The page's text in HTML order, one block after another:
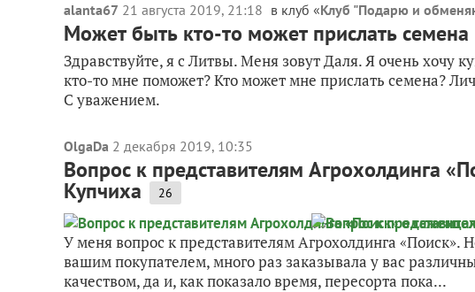
alanta67 21 августа 2019, 21:18 в клуб «Клуб "Подарю и
Может быть кто-то может прислать
Здравствуйте, я с Литвы. Меня зовут Даля. Я очень хочу
кто-то мне поможет? Кто может мне прислать семена?
С уважением.
OlgaDa 2 декабря 2019, 10:35
Вопрос к представителям Агрохолдинга
Купчиха 26
У меня вопрос к представителям Агрохолдинга «Поиск».
вашим покупателем, много раз заказывала у вас
качеством, да и, как показало время, пересорта пока...